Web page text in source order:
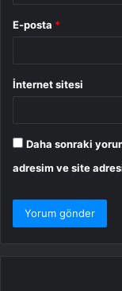
E-posta *
İnternet sitesi
Daha sonraki
adresim ve site